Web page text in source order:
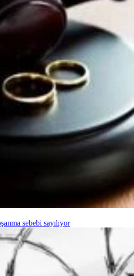
sebebi sayılıyor